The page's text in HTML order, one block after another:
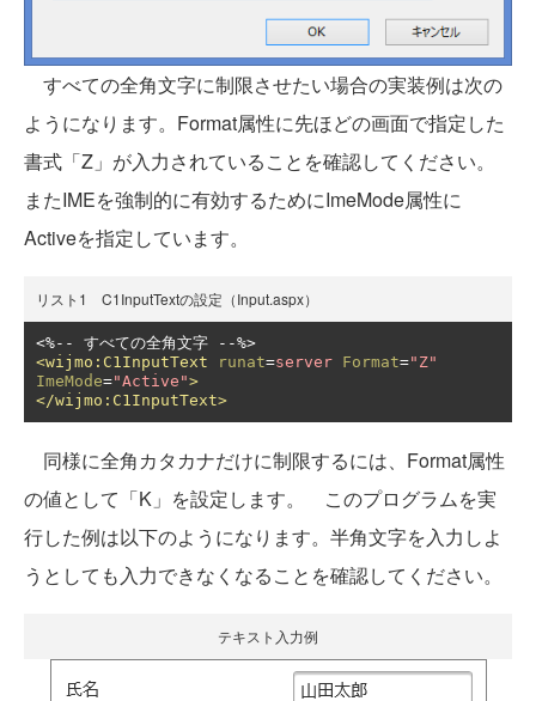
すべての全角文字に制限させたい場合の実装例は次の
ようになります。Format属性に先ほどの画面で指定した
書式「Z」が入力されていることを確認してください。
またIMEを強制的に有効するためにImeMode属性に
Activeを指定しています。
リスト1 C1InputTextの設定（Input.aspx）
<%-- すべての全角文字 --
<wijmo:C1InputText
runat=server Format="Z"
ImeMode="Active">
</wijmo:C1InputText>
同様に全角カタカナだけに制限するには、Format属性
の値として「K」を設定します。 このプログラムを実
行した例は以下のようになります。半角文字を入力しよ
うとしても入力できなくなることを確認してください。
テキスト入力例